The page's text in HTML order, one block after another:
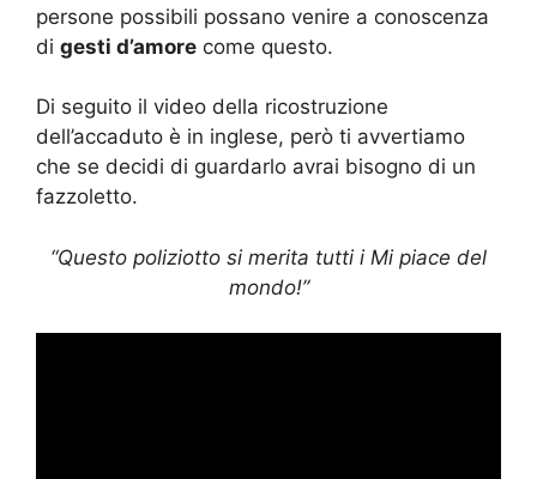
persone possibili possano venire a conoscenza
di gesti d’amore come questo.
Di seguito il video della ricostruzione
dell’accaduto è in inglese, però ti avvertiamo
che se decidi di guardarlo avrai bisogno di un
fazzoletto.
“Questo poliziotto si merita tutti i Mi piace del
mondo!”